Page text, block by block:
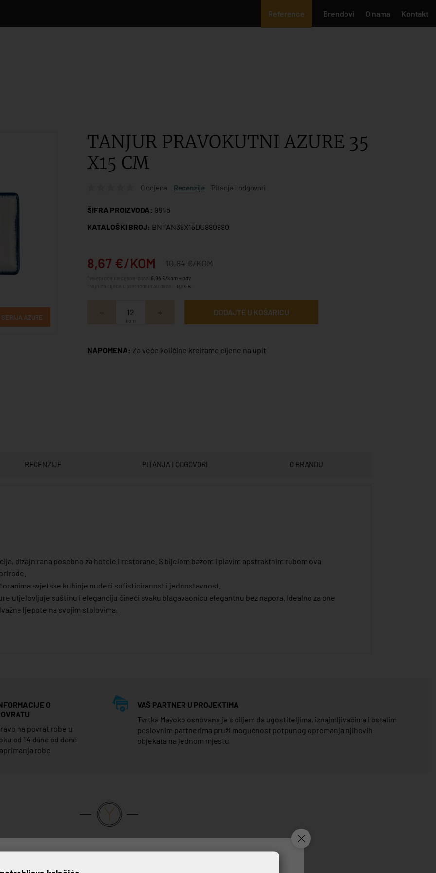
Reference Brendovi O nama Kontakt
SERIJA AZURE
TANJUR PRAVOKUTNI AZURE 35
X15 CM
0 ocjena Recenzije Pitanja i odgovori
ŠIFRA PROIZVODA: 9845
KATALOŠKI BROJ: BNTAN35X15DU880880
8,67 €/KOM 10,84 €/KOM
6,94 €/kom + pdv
10,84 €
kom
DODAJTE U KOŠARICU
NAPOMENA: Za veće količine kreiramo cijene na upit
RECENZIJE PITANJA I ODGOVORI O BRANDU
dizajnirana posebno za hotele i restorane. S bijelom bazom i plavim apstraktnim rubom ova
svjetske kuhinje nudeći sofisticiranost i jednostavnost.
utjelovljuje suštinu i eleganciju čineći svaku blagavaonicu elegantnu bez napora. Idealno za one
ljepote na svojim stolovima.
O
na povrat robe u
od 14 dana od dana
robe
VAŠ PARTNER U PROJEKTIMA
Tvrtka Mayoko osnovana je s ciljem da ugostiteljima, iznajmljivačima i ostalim
poslovnim partnerima pruži mogućnost potpunog opremanja njihovih
objekata na jednom mjestu